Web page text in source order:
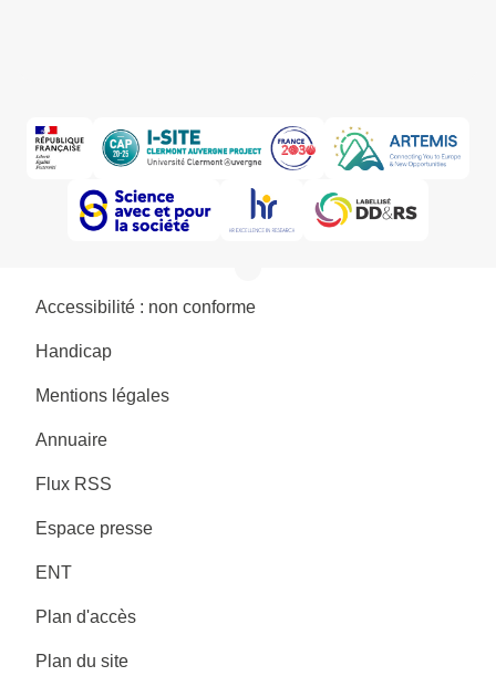
Accessibilité : non conforme
Handicap
Mentions légales
Annuaire
Flux RSS
Espace presse
ENT
Plan d'accès
Plan du site